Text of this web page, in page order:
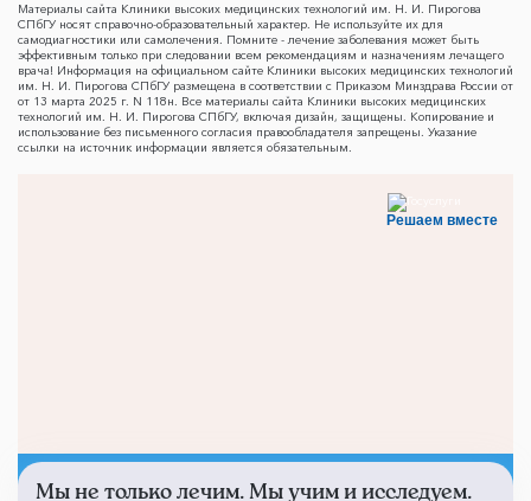
Материалы сайта Клиники высоких медицинских технологий им. Н. И. Пирогова
СПбГУ носят справочно-образовательный характер. Не используйте их для
самодиагностики или самолечения. Помните - лечение заболевания может быть
эффективным только при следовании всем рекомендациям и назначениям лечащего
врача! Информация на официальном сайте Клиники высоких медицинских технологий
им. Н. И. Пирогова СПбГУ размещена в соответствии с Приказом Минздрава России от
от 13 марта 2025 г. N 118н. Все материалы сайта Клиники высоких медицинских
технологий им. Н. И. Пирогова СПбГУ, включая дизайн, защищены. Копирование и
использование без письменного согласия правообладателя запрещены. Указание
ссылки на источник информации является обязательным.
Решаем вместе
Мы не только лечим. Мы учим и исследуем.